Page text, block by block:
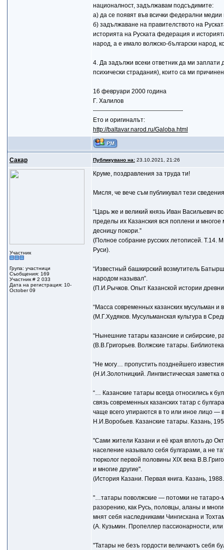
националност, задължавам подсъдимите:
а) да се появят във всички федерални
б) задължаване на правителството на
историята на Руската федерация и
народ, а е имало волжско-български народ,
4. Да задължи всеки ответник да ми
психически страдания), които са ми
16 февруари 2000 година
Г. Халилов
---------------------------------------------
Ето и оригиналът:
http://baltavar.narod.ru/Galoba.html
Сакар Публикувано на:23.10.2021, 21:26
Участник
Група: участници
Съобщения: 169
Участник # 2 033
Дата на регистрация: 10-
October 09
Круме, поздравления за труда ти!
Мисля, че вече съм публикувал тези
“Царь же и великий князь Иван Васильевич
пределы их Казанския вся поплени и
десницу покори.”
(Полное собрание русских летописей. Т.14.
Руси).
“Известный башкирский возмутитель
народом называл”.
(П.И.Рычков. Опыт Казанской истории
“Масса современных казанских мусульман
(М.Г.Худяков. Мусульманская культура в
“Нынешние татары казанские и сибирские,
(В.В.Григорьев. Волжские татары.
“Не могу… пропустить позднейшего
(Н.И.Золотницкий. Лингвистическая
“… Казанские татары всегда относились к
связь современных казанских татар с
чаще всего упираются в то или иное лицо —
Н.И.Воробьев. Казанские татары. Казань,
"Сами жители Казани и её края вплоть до
население называло себя булгарами, а не
тюрколог первой половины XIX века
и многие другие".
(История Казани. Первая книга. Казань,
"…татары поволжские — потомки не татаро-
разорению, как Русь, половцы, аланы и
мнят себя наследниками Чингисхана и
(А. Кузьмин. Пропеллер пассионарности,
"Татары не безъ гордости величаютъ себя